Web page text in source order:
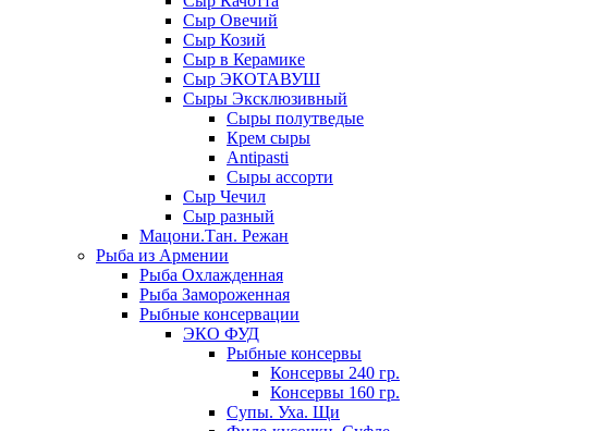
Сыр Овечий
Сыр Козий
Сыр в Керамике
Сыр ЭКОТАВУШ
Сыры Эксклюзивный
Сыры полутведые
Крем сыры
Antipasti
Сыры ассорти
Сыр Чечил
Сыр разный
Мацони.Тан. Режан
Рыба из Армении
Рыба Охлажденная
Рыба Замороженная
Рыбные консервации
ЭКО ФУД
Рыбные консервы
Консервы 240 гр.
Консервы 160 гр.
Супы. Уха. Щи